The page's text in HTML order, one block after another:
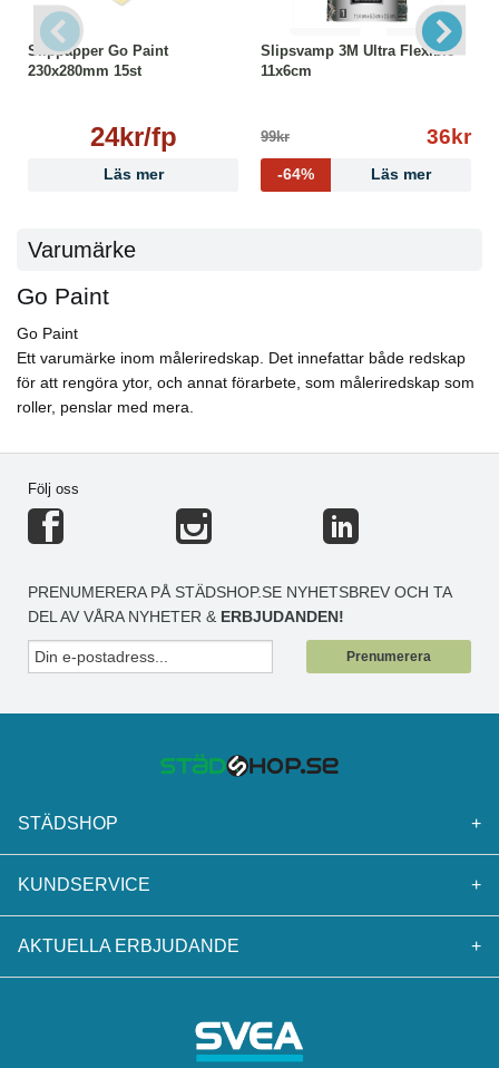
Slippapper Go Paint
230x280mm 15st
24kr/fp
Läs mer
Slipsvamp 3M Ultra Flexible
11x6cm
99kr 36kr
-64% Läs mer
Varumärke
Go Paint
Go Paint
Ett varumärke inom måleriredskap. Det innefattar både redskap
för att rengöra ytor, och annat förarbete, som måleriredskap som
roller, penslar med mera.
Följ oss
PRENUMERERA PÅ STÄDSHOP.SE NYHETSBREV OCH TA
DEL AV VÅRA NYHETER & ERBJUDANDEN!
Prenumerera
STÄDSHOP +
KUNDSERVICE +
AKTUELLA ERBJUDANDE +